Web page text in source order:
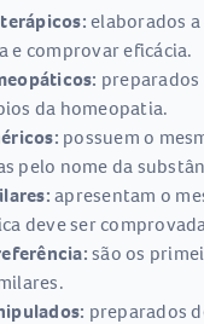
elaborados
e comprovar eficácia.
da homeopatia.
possuem o
pelo nome da
apresentam o
deve ser
são os
preparados